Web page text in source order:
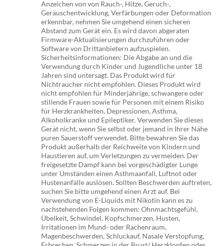
Anzeichen von von Rauch-, Hitze, Geruch-,
Geräuschentwicklung, Verfärbungen oder Deformation
erkennbar, nehmen Sie umgehend einen sicheren
Abstand zum Gerät ein. Es wird davon abgeraten
Firmware-Aktualisierungen durchzuführen oder
Software von Drittanbietern aufzuspielen.
Sicherheitsinformationen: Die Abgabe an und die
Verwendung durch Kinder und Jugendliche unter 18
Jahren sind untersagt. Das Produkt wird für
Nichtraucher nicht empfohlen. Dieses Produkt wird
nicht empfohlen für Minderjährige, schwangere oder
stillende Frauen sowie für Personen mit einem Risiko
für Herzkrankheiten, Depressionen, Asthma,
Alkoholkranke und Epileptiker. Verwenden Sie dieses
Gerät nicht, wenn Sie selbst oder jemand in Ihrer Nähe
puren Sauerstoff verwendet. Bitte bewahren Sie das
Produkt außerhalb der Reichweite von Kindern und
Haustieren auf, um Verletzungen zu vermeiden. Der
freigesetzte Dampf kann bei vorgeschädigter Lunge
unter Umständen einen Asthmaanfall, Luftnot oder
Hustenanfälle auslösen. Sollten Beschwerden auftreten,
suchen Sie bitte umgehend einen Arzt auf. Bei
Verwendung von E-Liquids mit Nikotin kann es zu
nachstehenden Folgen kommen: Ohnmachtsgefühl,
Übelkeit, Schwindel, Kopfschmerzen, Husten,
Irritationen im Mund- oder Rachenraum,
Magenbeschwerden, Schluckauf, Nasale Verstopfung,